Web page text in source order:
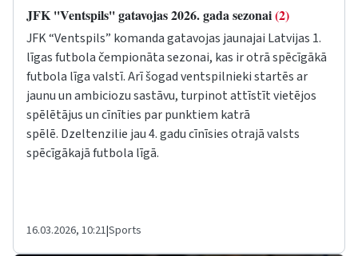
JFK ''Ventspils'' gatavojas 2026. gada sezonai(2)
JFK “Ventspils” komanda gatavojas jaunajai Latvijas 1.
līgas futbola čempionāta sezonai, kas ir otrā spēcīgākā
futbola līga valstī. Arī šogad ventspilnieki startēs ar
jaunu un ambiciozu sastāvu, turpinot attīstīt vietējos
spēlētājus un cīnīties par punktiem katrā
spēlē. Dzeltenzilie jau 4. gadu cīnīsies otrajā valsts
spēcīgākajā futbola līgā.
16.03.2026, 10:21|Sports